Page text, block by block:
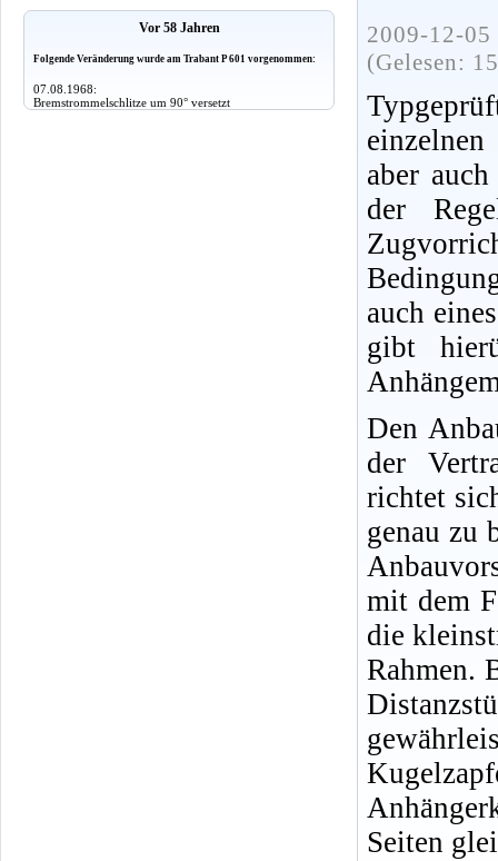
Vor 58 Jahren
Folgende Veränderung wurde am Trabant P 601 vorgenommen:
07.08.1968:
Bremstrommelschlitze um 90° versetzt
2009-12-
(Gelesen:
aber
der
auch
gibt
Den
der
richtet
genau zu
mit dem
die
Rahmen.
Seiten